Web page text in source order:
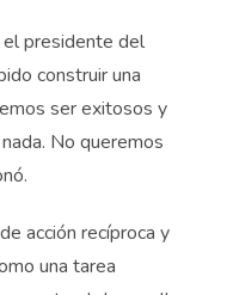
el presidente del
construir una
ser exitosos y
No queremos
acción recíproca y
una tarea